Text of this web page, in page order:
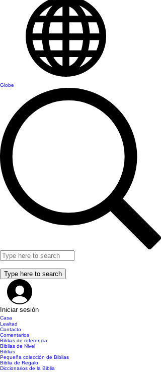
Globe
Iniciar sesión
Casa
Lealtad
Contacto
Comentarios
Biblias de referencia
Biblias de Nivel
Biblias
Pequeña colección de Biblias
Biblia de Regalo
Diccionarios de la Biblia